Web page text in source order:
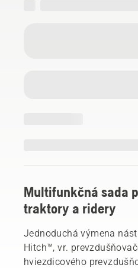
Multifunkčná sada
traktory a ridery
Jednoduchá výmena
Hitch™, vr.
hviezdicového